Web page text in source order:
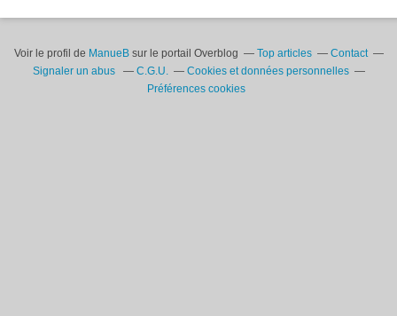
Voir le profil de ManueBsur le portail Overblog Top articles
Contact
Signaler un abus
C.G.U.
Cookies et données personnelles
Préférences cookies